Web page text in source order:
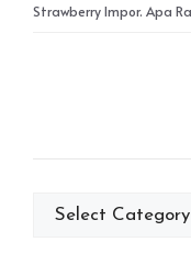
Strawberry Impor. Apa
Categories